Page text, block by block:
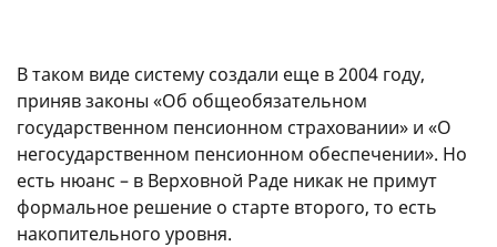
В таком виде систему создали еще в 2004 году,
приняв законы «Об общеобязательном
государственном пенсионном страховании» и «О
негосударственном пенсионном обеспечении». Но
есть нюанс – в Верховной Раде никак не примут
формальное решение о старте второго, то есть
накопительного уровня.